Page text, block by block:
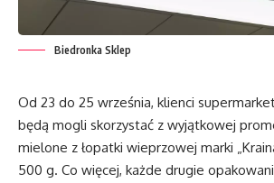
Biedronka Sklep
Od 23 do 25 września, klienci
będą mogli skorzystać z wyjątkowej
mielone z łopatki wieprzowej marki
500 g. Co więcej, każde drugie